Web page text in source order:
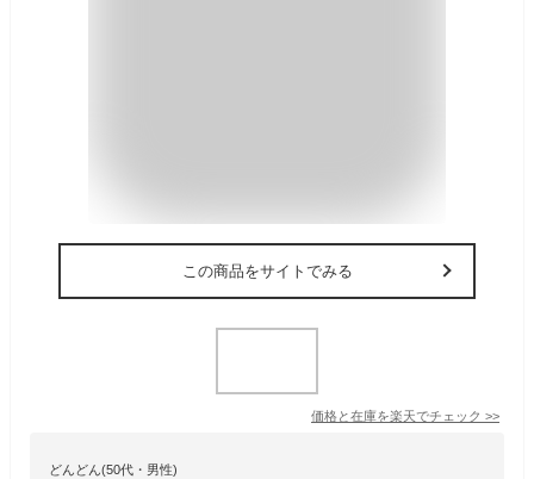
この商品をサイトでみる
価格と在庫を楽天でチェック >>
どんどん(50代・男性)